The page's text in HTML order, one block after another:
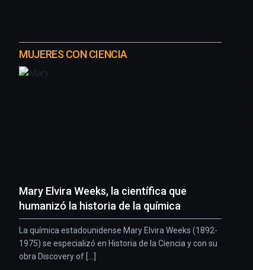
MUJERES CON CIENCIA
Mary Elvira Weeks, la científica que
humanizó la historia de la química
La química estadounidense Mary Elvira Weeks (1892-
1975) se especializó en Historia de la Ciencia y con su
obra Discovery of [...]